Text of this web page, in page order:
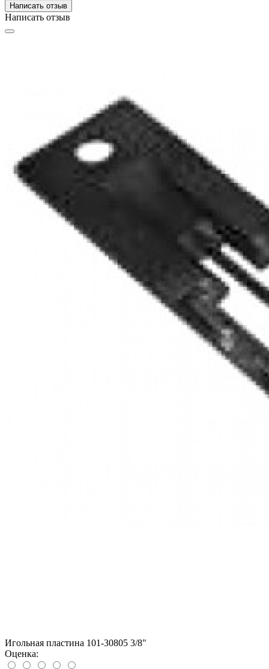
Написать отзыв
Написать отзыв
Игольная пластина 101-30805 3/8"
Оценка: